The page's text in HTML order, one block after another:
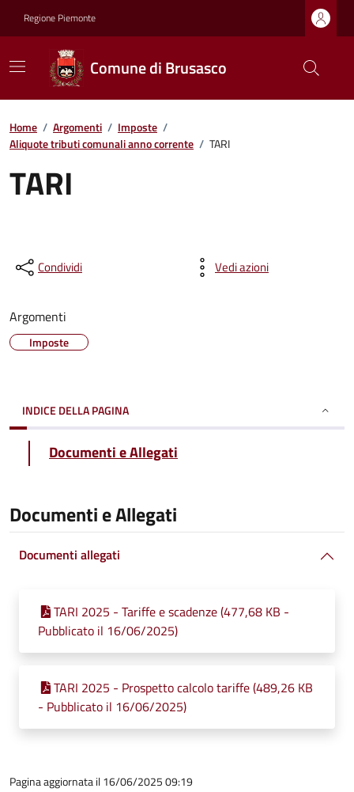
Regione Piemonte
Comune di Brusasco
Home / Argomenti / Imposte /
Aliquote tributi comunali anno corrente / TARI
TARI
Condividi Vedi azioni
Argomenti
Imposte
INDICE DELLA PAGINA
Documenti e Allegati
Documenti e Allegati
Documenti allegati
TARI 2025 - Tariffe e scadenze (477,68 KB -
Pubblicato il 16/06/2025)
TARI 2025 - Prospetto calcolo tariffe (489,26 KB
- Pubblicato il 16/06/2025)
Pagina aggiornata il 16/06/2025 09:19